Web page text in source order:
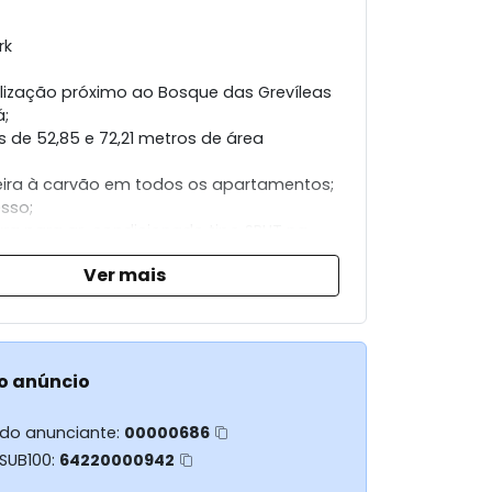
próximo ao Bosque das Grevíleas
de 52,85 e 72,21 metros de área
à carvão em todos os apartamentos;
dormitórios;
de gás, água e energia elétrica;
de garagem cobertas;
OPORTUNIDADE
- RODRIGO.
Ver mais
anúncio
anunciante: 00000686
64220000942